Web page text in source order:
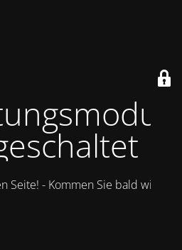
Seite! - Kommen Sie bald wieder.